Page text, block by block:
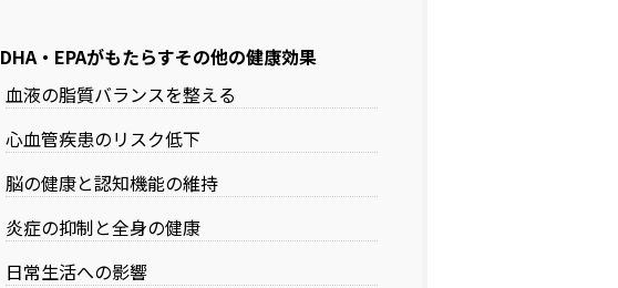
DHA・EPAがもたらすその他の健康効果
血液の脂質バランスを整える
心血管疾患のリスク低下
脳の健康と認知機能の維持
炎症の抑制と全身の健康
日常生活への影響